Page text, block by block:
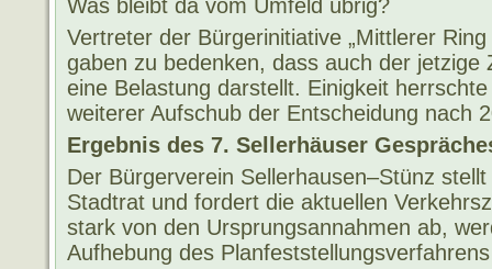
Was bleibt da vom Umfeld übrig?
Vertreter der Bürgerinitiative „Mittlerer
gaben zu bedenken, dass auch der jetzige
eine Belastung darstellt. Einigkeit
weiterer Aufschub der Entscheidung nach
Ergebnis des 7. Sellerhäuser
Der Bürgerverein Sellerhausen–Stünz
Stadtrat und fordert die aktuellen
stark von den Ursprungsannahmen ab,
Aufhebung des